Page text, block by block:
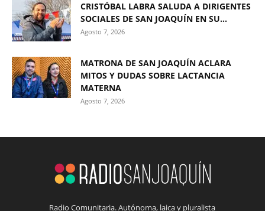
CRISTÓBAL LABRA SALUDA A DIRIGENTES
SOCIALES DE SAN JOAQUÍN EN SU...
Agosto 7, 2026
MATRONA DE SAN JOAQUÍN ACLARA
MITOS Y DUDAS SOBRE LACTANCIA
MATERNA
Agosto 7, 2026
Radio Comunitaria. Autónoma, laica y pluralista